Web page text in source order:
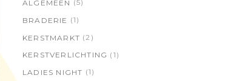
ALGEMEEN (5)
BRADERIE (1)
KERSTMARKT (2)
KERSTVERLICHTING (1)
LADIES NIGHT (1)